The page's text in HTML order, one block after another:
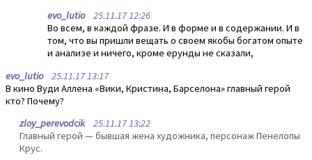
evo_lutio25.11.17 12:26
Во всем, в каждой фразе. И в форме и в содержании. И в
том, что вы пришли вещать о своем якобы богатом опыте
и анализе и ничего, кроме ерунды не сказали,
evo_lutio25.11.17 13:17
В кино Вуди Аллена «Вики, Кристина, Барселона» главный герой
кто? Почему?
zloy_perevodcik25.11.17 13:22
Главный герой — бывшая жена художника, персонаж Пенелопы
Крус.